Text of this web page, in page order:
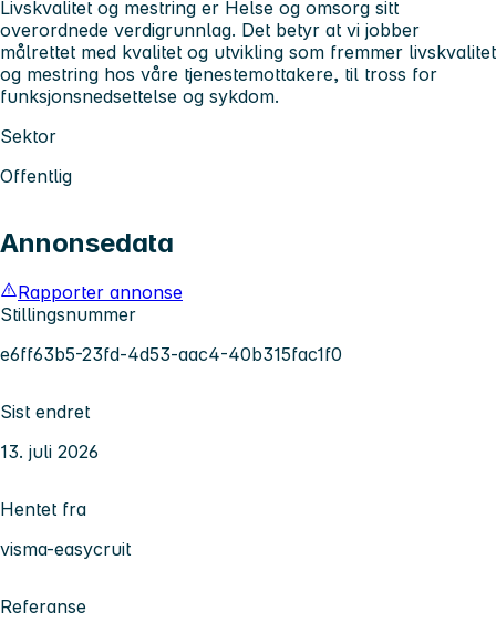
Livskvalitet og mestring er Helse og omsorg sitt
overordnede verdigrunnlag. Det betyr at vi jobber
målrettet med kvalitet og utvikling som fremmer livskvalitet
og mestring hos våre tjenestemottakere, til tross for
funksjonsnedsettelse og sykdom.
Sektor
Offentlig
Annonsedata
Rapporter annonse
Stillingsnummer
e6ff63b5-23fd-4d53-aac4-40b315fac1f0
Sist endret
13. juli 2026
Hentet fra
visma-easycruit
Referanse